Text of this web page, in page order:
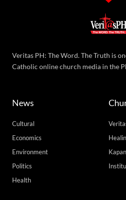
Veritas PH: The Word. The Truth is
Catholic online church media in the
News
Cultural
Economics
Environment
Politics
Health